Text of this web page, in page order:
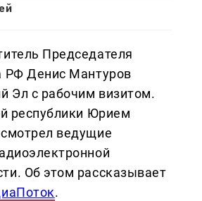
Председателя
РФ Денис Мантуров
Эл с рабочим визитом.
республики Юрием
ведущие
Об этом рассказывает
.